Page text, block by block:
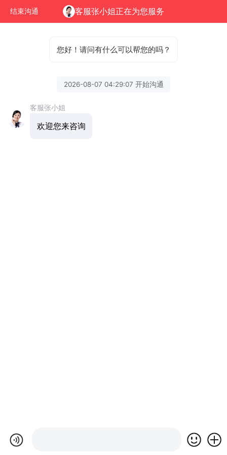
结束沟通 客服张小姐正在为您服务
您好！请问有什么可以帮您的吗？
2026-08-07 04:29:07 开始沟通
客服张小姐
欢迎您来咨询